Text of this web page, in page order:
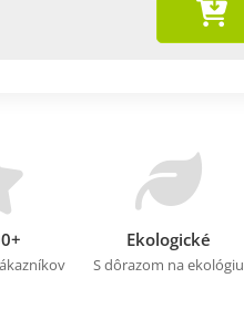
Ekologické
S dôrazom na ekológiu